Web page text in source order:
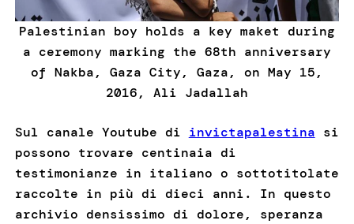
Palestinian boy holds a key maket during
a ceremony marking the 68th anniversary
of Nakba, Gaza City, Gaza, on May 15,
2016, Ali Jadallah
Sul canale Youtube di invictapalestina si
possono trovare centinaia di
testimonianze in italiano o sottotitolate
raccolte in più di dieci anni. In questo
archivio densissimo di dolore, speranza